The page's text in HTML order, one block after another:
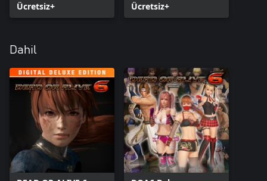
Ücretsiz+ Ücretsiz+
Dahil